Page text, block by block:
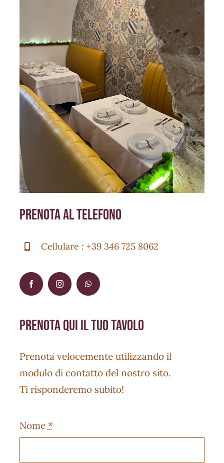
prenota al telefono
Cellulare : +39 346 725 8062
prenota qui il tuo tavolo
Prenota velocemente utilizzando il
modulo di contatto del nostro sito.
Ti risponderemo subito!
Nome *